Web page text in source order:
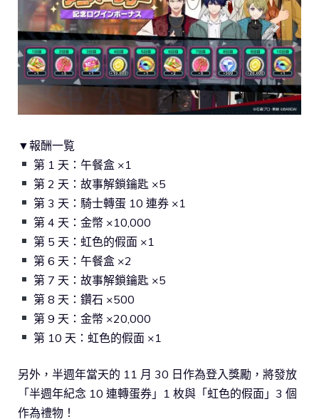
▼報酬一覧
第 1 天：午餐盒 ×1
第 2 天：故事解鎖鑰匙 ×5
第 3 天：騎士轉蛋 10 連券 ×1
第 4 天：金幣 ×10,000
第 5 天：虹色的假面 ×1
第 6 天：午餐盒 ×2
第 7 天：故事解鎖鑰匙 ×5
第 8 天：鑽石 ×500
第 9 天：金幣 ×20,000
第 10 天：虹色的假面 ×1
另外，半週年當天的 11 月 30 日作為登入獎勵，將發放
「半週年紀念 10 連轉蛋券」1 枚與「虹色的假面」3 個
作為禮物！